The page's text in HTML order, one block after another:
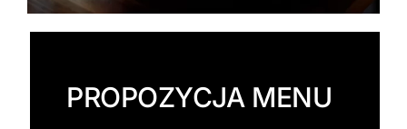
PROPOZYCJA MENU